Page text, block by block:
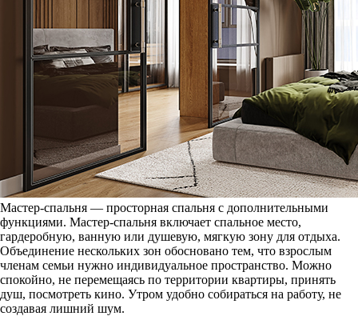
Мастер-спальня — просторная спальня с дополнительными
функциями. Мастер-спальня включает спальное место,
гардеробную, ванную или душевую, мягкую зону для отдыха.
Объединение нескольких зон обосновано тем, что взрослым
членам семьи нужно индивидуальное пространство. Можно
спокойно, не перемещаясь по территории квартиры, принять
душ, посмотреть кино. Утром удобно собираться на работу, не
создавая лишний шум.